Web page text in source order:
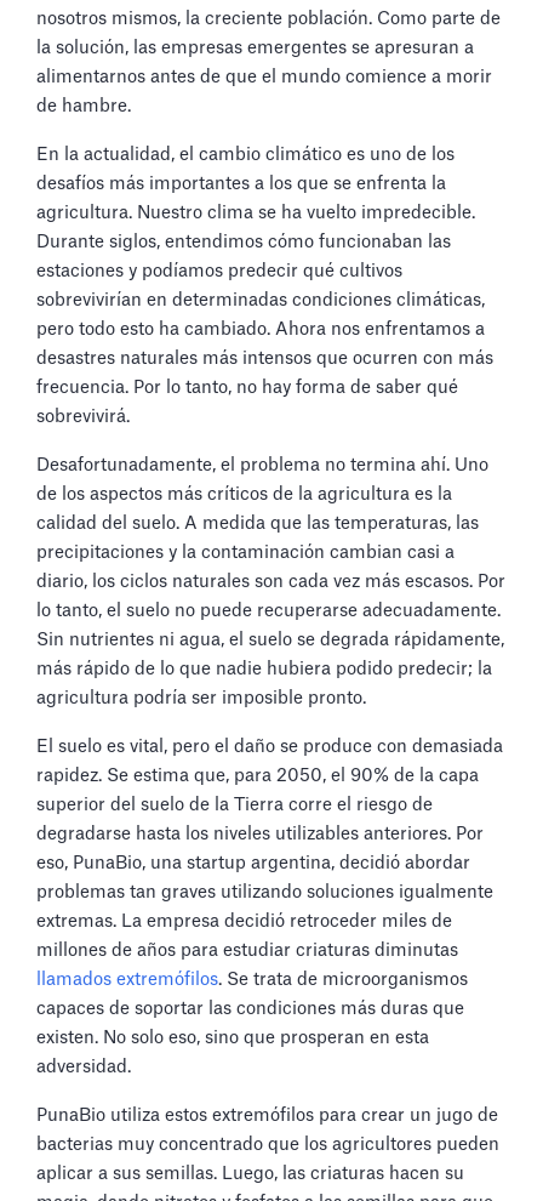
nosotros mismos, la creciente población. Como parte de
la solución, las empresas emergentes se apresuran a
alimentarnos antes de que el mundo comience a morir
de hambre.
En la actualidad, el cambio climático es uno de los
desafíos más importantes a los que se enfrenta la
agricultura. Nuestro clima se ha vuelto impredecible.
Durante siglos, entendimos cómo funcionaban las
estaciones y podíamos predecir qué cultivos
sobrevivirían en determinadas condiciones climáticas,
pero todo esto ha cambiado. Ahora nos enfrentamos a
desastres naturales más intensos que ocurren con más
frecuencia. Por lo tanto, no hay forma de saber qué
sobrevivirá.
Desafortunadamente, el problema no termina ahí. Uno
de los aspectos más críticos de la agricultura es la
calidad del suelo. A medida que las temperaturas, las
precipitaciones y la contaminación cambian casi a
diario, los ciclos naturales son cada vez más escasos. Por
lo tanto, el suelo no puede recuperarse adecuadamente.
Sin nutrientes ni agua, el suelo se degrada rápidamente,
más rápido de lo que nadie hubiera podido predecir; la
agricultura podría ser imposible pronto.
El suelo es vital, pero el daño se produce con demasiada
rapidez. Se estima que, para 2050, el 90% de la capa
superior del suelo de la Tierra corre el riesgo de
degradarse hasta los niveles utilizables anteriores. Por
eso, PunaBio, una startup argentina, decidió abordar
problemas tan graves utilizando soluciones igualmente
extremas. La empresa decidió retroceder miles de
millones de años para estudiar criaturas diminutas
llamados extremófilos. Se trata de microorganismos
capaces de soportar las condiciones más duras que
existen. No solo eso, sino que prosperan en esta
adversidad.
PunaBio utiliza estos extremófilos para crear un jugo de
bacterias muy concentrado que los agricultores pueden
aplicar a sus semillas. Luego, las criaturas hacen su